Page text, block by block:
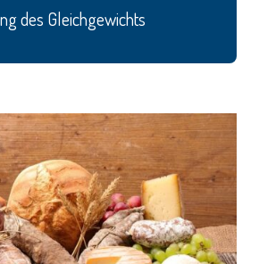
des Gleichgewichts